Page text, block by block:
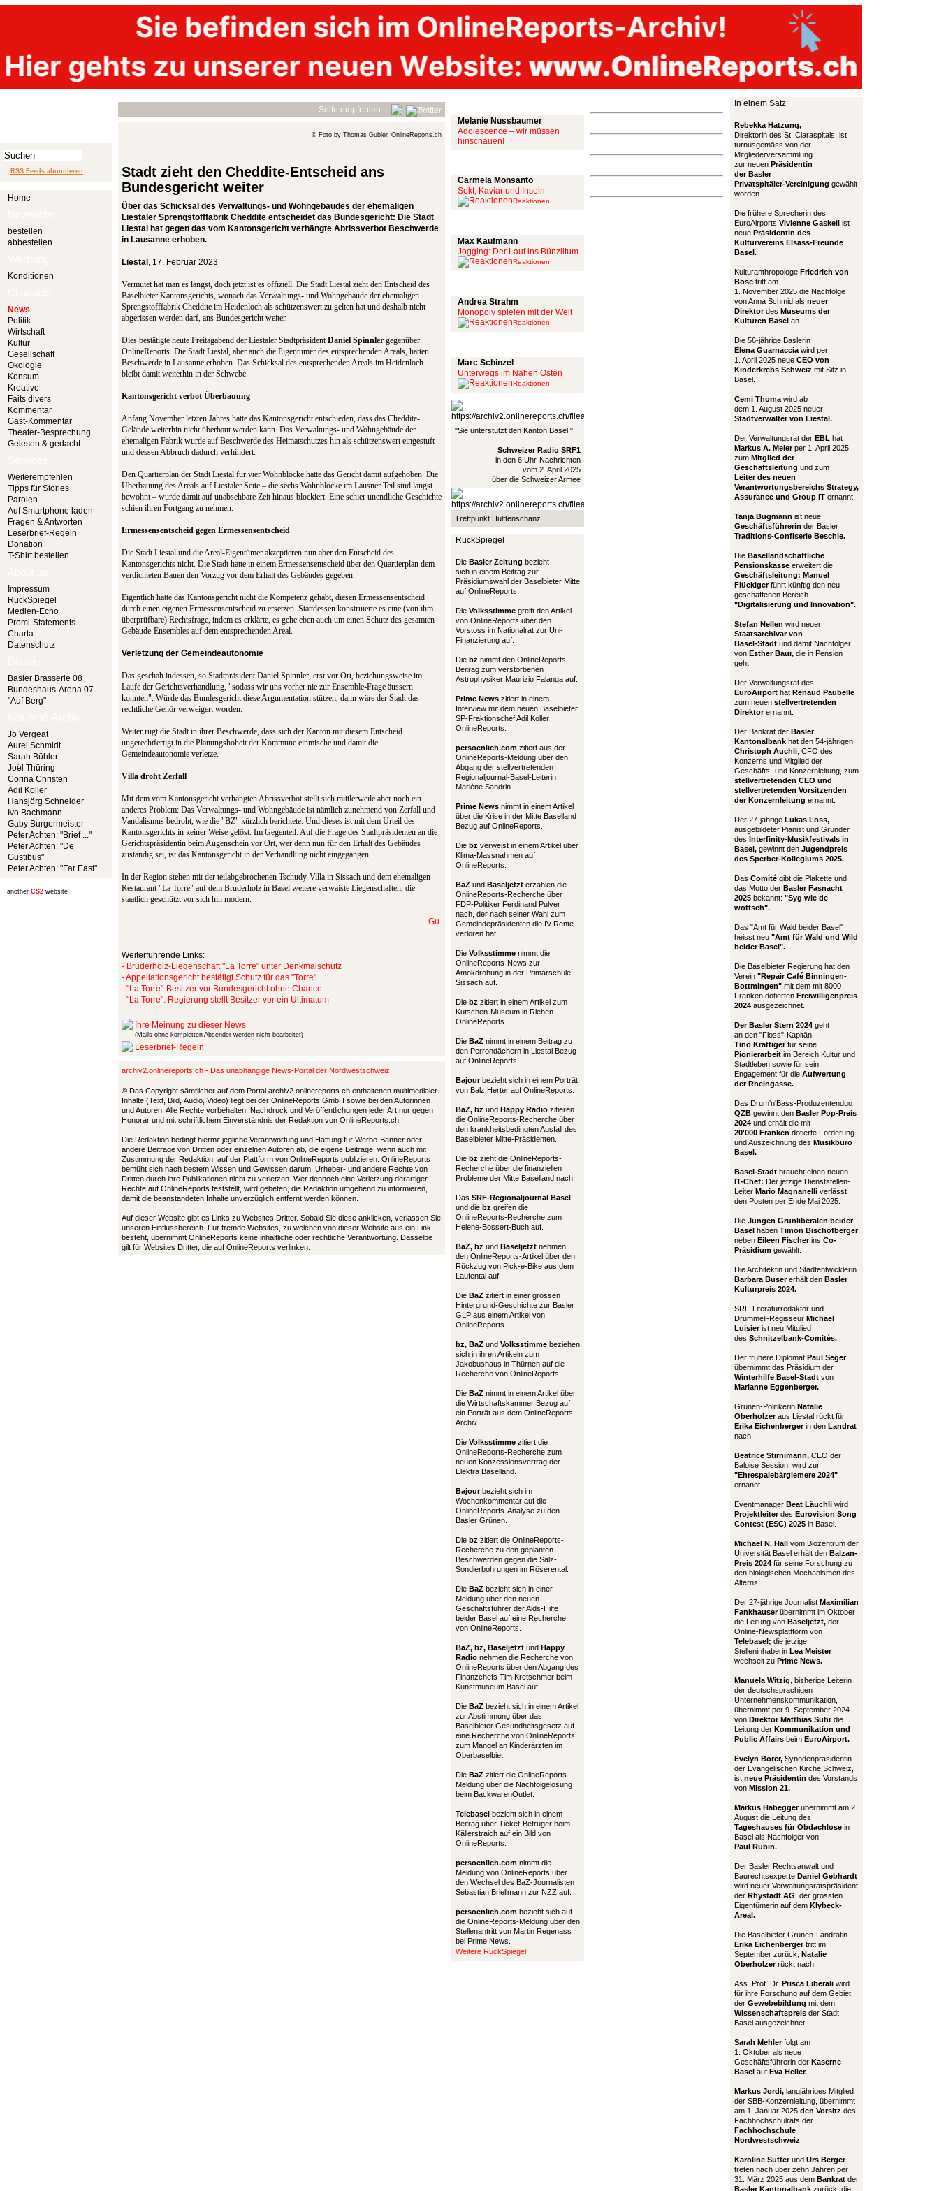
RSS Feeds abonnieren
Home
bestellen
abbestellen
Konditionen
News
Politik
Wirtschaft
Kultur
Gesellschaft
Ökologie
Konsum
Kreative
Faits divers
Kommentar
Gast-Kommentar
Theater-Besprechung
Gelesen & gedacht
Weiterempfehlen
Tipps für Stories
Parolen
Auf Smartphone laden
Fragen & Antworten
Leserbrief-Regeln
Donation
T-Shirt bestellen
Impressum
RückSpiegel
Medien-Echo
Promi-Statements
Charta
Datenschutz
Basler Brasserie 08
Bundeshaus-Arena 07
"Auf Berg"
Jo Vergeat
Aurel Schmidt
Sarah Bühler
Joël Thüring
Corina Christen
Adil Koller
Hansjörg Schneider
Ivo Bachmann
Gaby Burgermeister
Peter Achten: "Brief ..."
Peter Achten: "De
Gustibus"
Peter Achten: "Far East"
another CS2 website
Seite empfehlen
© Foto by Thomas Gubler, OnlineReports.ch
Stadt zieht den Cheddite-Entscheid ans
Bundesgericht weiter
Über das Schicksal des Verwaltungs- und Wohngebäudes der ehemaligen
Liestaler Sprengstofffabrik Cheddite entscheidet das Bundesgericht: Die Stadt
Liestal hat gegen das vom Kantonsgericht verhängte Abrissverbot Beschwerde
in Lausanne erhoben.
Liestal , 17. Februar 2023
Vermutet hat man es längst, doch jetzt ist es offiziell. Die Stadt Liestal zieht den Entscheid des
Baselbieter Kantonsgerichts, wonach das Verwaltungs- und Wohngebäude der ehemaligen
Sprengstofffabrik Cheddite im Heidenloch als schützenswert zu gelten hat und deshalb nicht
abgerissen werden darf, ans Bundesgericht weiter.
Dies bestätigte heute Freitagabend der Liestaler StadtpräsidentDaniel Spinnler gegenüber
OnlineReports. Die Stadt Liestal, aber auch die Eigentümer des entsprechenden Areals, hätten
Beschwerde in Lausanne erhoben. Das Schicksal des entsprechenden Areals im Heidenloch
bleibt damit weiterhin in der Schwebe.
Kantonsgericht verbot Überbauung
Anfang November letzten Jahres hatte das Kantonsgericht entschieden, dass das Cheddite-
Gelände weiterhin nicht überbaut werden kann. Das Verwaltungs- und Wohngebäude der
ehemaligen Fabrik wurde auf Beschwerde des Heimatschutzes hin als schützenswert eingestuft
und dessen Abbruch dadurch verhindert.
Den Quartierplan der Stadt Liestal für vier Wohnblöcke hatte das Gericht damit aufgehoben. Die
Überbauung des Areals auf Liestaler Seite – die sechs Wohnblöcke im Lausner Teil sind längst
bewohnt – wurde damit auf unabsehbare Zeit hinaus blockiert. Eine schier unendliche Geschichte
schien ihren Fortgang zu nehmen.
Ermessensentscheid gegen Ermessensentscheid
Die Stadt Liestal und die Areal-Eigentümer akzeptieren nun aber den Entscheid des
Kantonsgerichts nicht. Die Stadt hatte in einem Ermessensentscheid über den Quartierplan dem
verdichteten Bauen den Vorzug vor dem Erhalt des Gebäudes gegeben.
Eigentlich hätte das Kantonsgericht nicht die Kompetenz gehabt, diesen Ermessensentscheid
durch einen eigenen Ermessensentscheid zu ersetzen. Stattdessen konstruierte es eine (von ihm
überprüfbare) Rechtsfrage, indem es erklärte, es gehe eben auch um einen Schutz des gesamten
Gebäude-Ensembles auf dem entsprechenden Areal.
Verletzung der Gemeindeautonomie
Das geschah indessen, so Stadtpräsident Daniel Spinnler, erst vor Ort, beziehungsweise im
Laufe der Gerichtsverhandlung, "sodass wir uns vorher nie zur Ensemble-Frage äussern
konnten". Würde das Bundesgericht diese Argumentation stützen, dann wäre der Stadt das
rechtliche Gehör verweigert worden.
Weiter rügt die Stadt in ihrer Beschwerde, dass sich der Kanton mit diesem Entscheid
ungerechtfertigt in die Planungshoheit der Kommune einmische und damit die
Gemeindeautonomie verletze.
Villa droht Zerfall
Mit dem vom Kantonsgericht verhängten Abrissverbot stellt sich mittlerweile aber noch ein
anderes Problem: Das Verwaltungs- und Wohngebäude ist nämlich zunehmend von Zerfall und
Vandalismus bedroht, wie die "BZ" kürzlich berichtete. Und dieses ist mit dem Urteil des
Kantonsgerichts in keiner Weise gelöst. Im Gegenteil: Auf die Frage des Stadtpräsidenten an die
Gerichtspräsidentin beim Augenschein vor Ort, wer denn nun für den Erhalt des Gebäudes
zuständig sei, ist das Kantonsgericht in der Verhandlung nicht eingegangen.
In der Region stehen mit der teilabgebrochenen Tschudy-Villa in Sissach und dem ehemaligen
Restaurant "La Torre" auf dem Bruderholz in Basel weitere verwaiste Liegenschaften, die
staatlich geschützt vor sich hin modern.
Gu.
Weiterführende Links:
- Bruderholz-Liegenschaft "La Torre" unter Denkmalschutz
- Appellationsgericht bestätigt Schutz für das "Torre"
- "La Torre"-Besitzer vor Bundesgericht ohne Chance
- "La Torre": Regierung stellt Besitzer vor ein Ultimatum
Ihre Meinung zu dieser News
(Mails ohne kompletten Absender werden nicht bearbeitet)
Leserbrief-Regeln
archiv2.onlinereports.ch - Das unabhängige News-Portal der Nordwestschweiz
© Das Copyright sämtlicher auf dem Portal archiv2.onlinereports.ch enthaltenen multimedialer
Inhalte (Text, Bild, Audio, Video) liegt bei der OnlineReports GmbH sowie bei den Autorinnen
und Autoren. Alle Rechte vorbehalten. Nachdruck und Veröffentlichungen jeder Art nur gegen
Honorar und mit schriftlichem Einverständnis der Redaktion von OnlineReports.ch.
Die Redaktion bedingt hiermit jegliche Verantwortung und Haftung für Werbe-Banner oder
andere Beiträge von Dritten oder einzelnen Autoren ab, die eigene Beiträge, wenn auch mit
Zustimmung der Redaktion, auf der Plattform von OnlineReports publizieren. OnlineReports
bemüht sich nach bestem Wissen und Gewissen darum, Urheber- und andere Rechte von
Dritten durch ihre Publikationen nicht zu verletzen. Wer dennoch eine Verletzung derartiger
Rechte auf OnlineReports feststellt, wird gebeten, die Redaktion umgehend zu informieren,
damit die beanstandeten Inhalte unverzüglich entfernt werden können.
Auf dieser Website gibt es Links zu Websites Dritter. Sobald Sie diese anklicken, verlassen Sie
unseren Einflussbereich. Für fremde Websites, zu welchen von dieser Website aus ein Link
besteht, übernimmt OnlineReports keine inhaltliche oder rechtliche Verantwortung. Dasselbe
gilt für Websites Dritter, die auf OnlineReports verlinken.
Melanie Nussbaumer
Adolescence – wir müssen
hinschauen!
Carmela Monsanto
Sekt, Kaviar und Inseln
Reaktionen
Max Kaufmann
Jogging: Der Lauf ins Bünzlitum
Reaktionen
Andrea Strahm
Monopoly spielen mit der Welt
Reaktionen
Marc Schinzel
Unterwegs im Nahen Osten
Reaktionen
"Sie unterstützt den Kanton Basel."
Schweizer Radio SRF1
in den 6 Uhr-Nachrichten
vom 2. April 2025
über die Schweizer Armee
Treffpunkt Hülftenschanz.
RückSpiegel
Die Basler Zeitung bezieht
sich in einem Beitrag zur
Präsidiumswahl der Baselbieter Mitte
auf OnlineReports.
Die Volksstimme greift den Artikel
von OnlineReports über den
Vorstoss im Nationalrat zur Uni-
Finanzierung auf.
Die bz nimmt den OnlineReports-
Beitrag zum verstorbenen
Astrophysiker Maurizio Falanga auf.
Prime News zitiert in einem
Interview mit dem neuen Baselbieter
SP-Fraktionschef Adil Koller
OnlineReports.
persoenlich.com zitiert aus der
OnlineReports-Meldung über den
Abgang der stellvertretenden
Regionaljournal-Basel-Leiterin
Marlène Sandrin.
Prime News nimmt in einem Artikel
über die Krise in der Mitte Baselland
Bezug auf OnlineReports.
Die bz verweist in einem Artikel über
Klima-Massnahmen auf
OnlineReports.
BaZ und Baseljetzt erzählen die
OnlineReports-Recherche über
FDP-Politiker Ferdinand Pulver
nach, der nach seiner Wahl zum
Gemeindepräsidenten die IV-Rente
verloren hat.
Die Volksstimme nimmt die
OnlineReports-News zur
Amokdrohung in der Primarschule
Sissach auf.
Die bz zitiert in einem Artikel zum
Kutschen-Museum in Riehen
OnlineReports.
Die BaZ nimmt in einem Beitrag zu
den Perrondächern in Liestal Bezug
auf OnlineReports.
Bajourbezieht sich in einem Porträt
von Balz Herter auf OnlineReports.
BaZ, bz und Happy Radio zitieren
die OnlineReports-Recherche über
den krankheitsbedingten Ausfall des
Baselbieter Mitte-Präsidenten.
Die bz zieht die OnlineReports-
Recherche über die finanziellen
Probleme der Mitte Baselland nach.
Das SRF-Regionaljournal Basel
und die bz greifen die
OnlineReports-Recherche zum
Helene-Bossert-Buch auf.
BaZ, bz und Baseljetzt nehmen
den OnlineReports-Artikel über den
Rückzug von Pick-e-Bike aus dem
Laufental auf.
Die BaZ zitiert in einer grossen
Hintergrund-Geschichte zur Basler
GLP aus einem Artikel von
OnlineReports.
bz, BaZ und Volksstimme beziehen
sich in ihren Artikeln zum
Jakobushaus in Thürnen auf die
Recherche von OnlineReports.
Die BaZ nimmt in einem Artikel über
die Wirtschaftskammer Bezug auf
ein Porträt aus dem OnlineReports-
Archiv.
Die Volksstimme zitiert die
OnlineReports-Recherche zum
neuen Konzessionsvertrag der
Elektra Baselland.
Bajourbezieht sich im
Wochenkommentar auf die
OnlineReports-Analyse zu den
Basler Grünen.
Die bz zitiert die OnlineReports-
Recherche zu den geplanten
Beschwerden gegen die Salz-
Sondierbohrungen im Röserental.
Die BaZ bezieht sich in einer
Meldung über den neuen
Geschäftsführer der Aids-Hilfe
beider Basel auf eine Recherche
von OnlineReports.
BaZ, bz, Baseljetzt und Happy
Radio nehmen die Recherche von
OnlineReports über den Abgang des
Finanzchefs Tim Kretschmer beim
Kunstmuseum Basel auf.
Die BaZ bezieht sich in einem Artikel
zur Abstimmung über das
Baselbieter Gesundheitsgesetz auf
eine Recherche von OnlineReports
zum Mangel an Kinderärzten im
Oberbaselbiet.
Die BaZ zitiert die OnlineReports-
Meldung über die Nachfolgelösung
beim BackwarenOutlet.
Telebasel bezieht sich in einem
Beitrag über Ticket-Betrüger beim
Källerstraich auf ein Bild von
OnlineReports.
persoenlich.com nimmt die
Meldung von OnlineReports über
den Wechsel des BaZ-Journalisten
Sebastian Briellmann zur NZZ auf.
persoenlich.com bezieht sich auf
die OnlineReports-Meldung über den
Stellenantritt von Martin Regenass
bei Prime News.
Weitere RückSpiegel
In einem Satz
Rebekka Hatzung,
Direktorin des St. Claraspitals, ist
turnusgemäss von der
Mitgliederversammlung
zur neuen Präsidentin
der Basler
Privatspitäler-Vereinigung gewählt
worden.
Die frühere Sprecherin des
EuroAirports Vivienne Gaskell ist
neue Präsidentin des
Kulturvereins Elsass-Freunde
Basel.
Kulturanthropologe Friedrich von
Bose tritt am
1. November 2025 die Nachfolge
von Anna Schmid als neuer
Direktordes Museums der
Kulturen Basel an.
Die 56-jährige Baslerin
Elena Guarnaccia wird per
1. April 2025 neue CEO von
Kinderkrebs Schweiz mit Sitz in
Basel.
Cemi Thoma wird ab
dem 1. August 2025 neuer
Stadtverwalter von Liestal.
Der Verwaltungsrat der EBL hat
Markus A. Meierper 1. April 2025
zum Mitglied der
Geschäftsleitung und zum
Leiter des neuen
Verantwortungsbereichs Strategy,
Assurance und Group IT ernannt.
Tanja Bugmann ist neue
Geschäftsführerin der Basler
Traditions-Confiserie Beschle.
Die Basellandschaftliche
Pensionskasse erweitert die
Geschäftsleitung: Manuel
Flückigerführt künftig den neu
geschaffenen Bereich
"Digitalisierung und Innovation".
Stefan Nellen wird neuer
Staatsarchivar von
Basel-Stadt und damit Nachfolger
von Esther Baur, die in Pension
geht.
Der Verwaltungsrat des
EuroAirport hat Renaud Paubelle
zum neuen stellvertretenden
Direktorernannt.
Der Bankrat der Basler
Kantonalbank hat den 54-jährigen
Christoph Auchli , CFO des
Konzerns und Mitglied der
Geschäfts- und Konzernleitung, zum
stellvertretenden CEO und
stellvertretenden Vorsitzenden
der Konzernleitung ernannt.
Der 27-jährige Lukas Loss,
ausgebildeter Pianist und Gründer
des Interfinity-Musikfestivals in
Basel, gewinnt den Jugendpreis
des Sperber-Kollegiums 2025.
Das Comité gibt die Plakette und
das Motto der Basler Fasnacht
2025 bekannt: "Syg wie de
wottsch".
Das "Amt für Wald beider Basel"
heisst neu "Amt für Wald und Wild
beider Basel".
Die Baselbieter Regierung hat den
Verein "Repair Café Binningen-
Bottmingen" mit dem mit 8000
Franken dotierten Freiwilligenpreis
2024 ausgezeichnet.
Der Basler Stern 2024 geht
an den "Floss"-Kapitän
Tino Krattigerfür seine
Pionierarbeit im Bereich Kultur und
Stadtleben sowie für sein
Engagement für die Aufwertung
der Rheingasse.
Das Drum'n'Bass-Produzentenduo
QZB gewinnt den Basler Pop-Preis
2024 und erhält die mit
20'000 Franken dotierte Förderung
und Auszeichnung des Musikbüro
Basel.
Basel-Stadt braucht einen neuen
IT-Chef: Der jetzige Dienststellen-
Leiter Mario Magnanelli verlässt
den Posten per Ende Mai 2025.
Die Jungen Grünliberalen beider
Basel haben Timon Bischofberger
neben Eileen Fischerins Co-
Präsidium gewählt.
Die Architektin und Stadtentwicklerin
Barbara Busererhält den Basler
Kulturpreis 2024.
SRF-Literaturredaktor und
Drummeli-Regisseur Michael
Luisierist neu Mitglied
des Schnitzelbank-Comités.
Der frühere Diplomat Paul Seger
übernimmt das Präsidium der
Winterhilfe Basel-Stadt von
Marianne Eggenberger.
Grünen-Politikerin Natalie
Oberholzeraus Liestal rückt für
Erika Eichenbergerin den Landrat
nach.
Beatrice Stirnimann, CEO der
Baloise Session, wird zur
"Ehrespalebärglemere 2024"
ernannt.
Eventmanager Beat Läuchli wird
Projektleiterdes Eurovision Song
Contest (ESC) 2025 in Basel.
Michael N. Hall vom Biozentrum der
Universität Basel erhält den Balzan-
Preis 2024 für seine Forschung zu
den biologischen Mechanismen des
Alterns.
Der 27-jährige Journalist Maximilian
Fankhauserübernimmt im Oktober
die Leitung von Baseljetzt, der
Online-Newsplattform von
Telebasel; die jetzige
Stelleninhaberin Lea Meister
wechselt zu Prime News.
Manuela Witzig , bisherige Leiterin
der deutschsprachigen
Unternehmenskommunikation,
übernimmt per 9. September 2024
von Direktor Matthias Suhrdie
Leitung der Kommunikation und
Public Affairs beim EuroAirport.
Evelyn Borer, Synodenpräsidentin
der Evangelischen Kirche Schweiz,
ist neue Präsidentin des Vorstands
von Mission 21.
Markus Habeggerübernimmt am 2.
August die Leitung des
Tageshauses für Obdachlose in
Basel als Nachfolger von
Paul Rubin.
Der Basler Rechtsanwalt und
Baurechtsexperte Daniel Gebhardt
wird neuer Verwaltungsratspräsident
der Rhystadt AG , der grössten
Eigentümerin auf dem Klybeck-
Areal.
Die Baselbieter Grünen-Landrätin
Erika Eichenbergertritt im
September zurück, Natalie
Oberholzerrückt nach.
Ass. Prof. Dr. Prisca Liberali wird
für ihre Forschung auf dem Gebiet
der Gewebebildung mit dem
Wissenschaftspreis der Stadt
Basel ausgezeichnet.
Sarah Mehlerfolgt am
1. Oktober als neue
Geschäftsführerin der Kaserne
Basel auf Eva Heller.
Markus Jordi, langjähriges Mitglied
der SBB-Konzernleitung, übernimmt
am 1. Januar 2025 den Vorsitz des
Fachhochschulrats der
Fachhochschule
Nordwestschweiz
Karoline Sutterund Urs Berger
treten nach über zehn Jahren per
31. März 2025 aus dem Bankrat der
Basler Kantonalbank zurück, die